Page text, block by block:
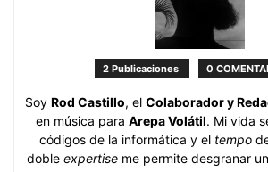
2 Publicaciones 0
Soy Rod Castillo, el Colaborador y
en música para Arepa Volátil. Mi vida
códigos de la informática y el tempo
doble expertiseme permite desgranar un